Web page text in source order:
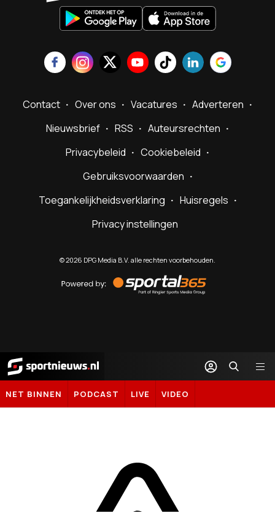
Contact Over ons Vacatures
Adverteren
Nieuwsbrief
RSS
Auteursrechten
Privacybeleid
Cookiebeleid
Gebruiksvoorwaarden
Toegankelijkheidsverklaring
Huisregels
Privacy instellingen
©2026 DPG Media B.V. alle rechten voorbehouden.
by
Sportal365
Sportnieuws.nl
NET BINNEN PODCAST LIVE VIDEO